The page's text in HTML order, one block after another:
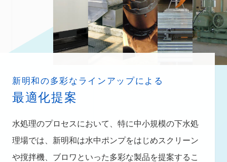
新明和の多彩なラインアップによる
最適化提案
水処理のプロセスにおいて、特に中小規模の下水処
理場では、新明和は水中ポンプをはじめスクリーン
や撹拌機、ブロワといった多彩な製品を提案するこ